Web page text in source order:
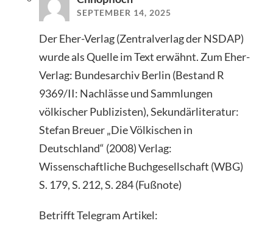
SEPTEMBER 14, 2025
Der Eher-Verlag (Zentralverlag der NSDAP)
wurde als Quelle im Text erwähnt. Zum Eher-
Verlag: Bundesarchiv Berlin (Bestand R
9369/II: Nachlässe und Sammlungen
völkischer Publizisten), Sekundärliteratur:
Stefan Breuer „Die Völkischen in
Deutschland“ (2008) Verlag:
Wissenschaftliche Buchgesellschaft (WBG)
S. 179, S. 212, S. 284 (Fußnote)
Betrifft Telegram Artikel: